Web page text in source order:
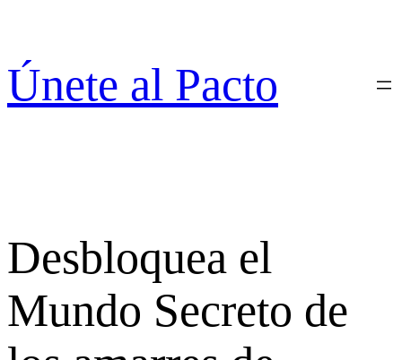
contenido
Únete al Pacto
Desbloquea el
Mundo Secreto de